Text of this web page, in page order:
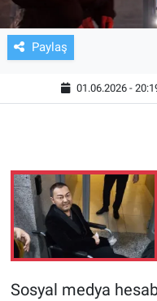
Paylaş
01.06.2026 -
Sosyal medya
KÜLTÜR SANAT
EKONOMİ
ÇEVRE
HABERDE İNSAN